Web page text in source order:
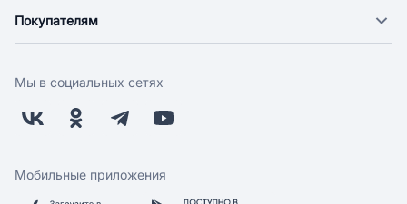
Новости
Поставщикам
Заводчикам
Обратная связь
Покупателям
Оплата
Бонусная программа
Скидки и акции
Мы в социальных сетях
Мобильные приложения